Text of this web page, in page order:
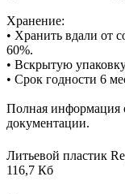
Хранение:
• Хранить вдали от
60%.
• Вскрытую
• Срок годности 6
Полная информация
документации.
Литьевой пластик
116,7 Кб